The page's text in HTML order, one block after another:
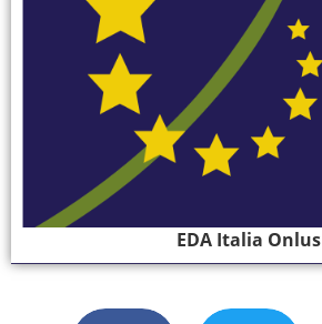
EDA Italia Onlus